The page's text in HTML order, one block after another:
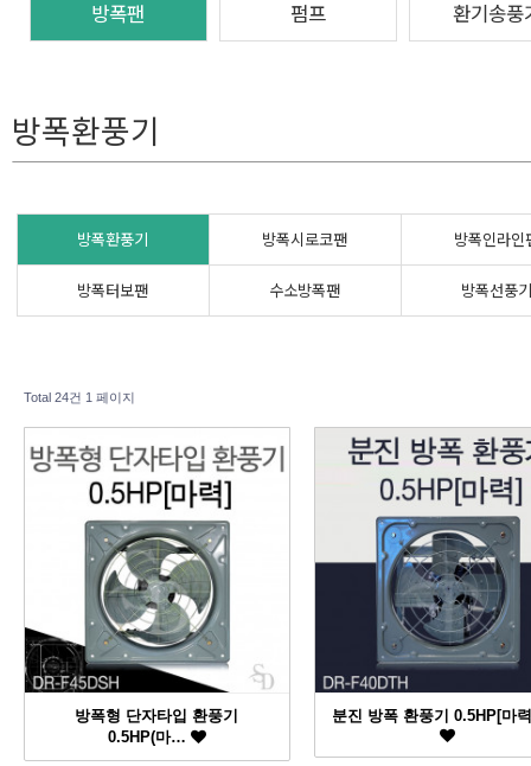
방폭팬 펌프 환기송풍
방폭환풍기
방폭환풍기 방폭시로코팬 방폭인라인
방폭터보팬 수소방폭팬 방폭선풍
Total 24건 1 페이지
방폭형 단자타입 환풍기
0.5HP(마…
분진 방폭 환풍기 0.5HP[마